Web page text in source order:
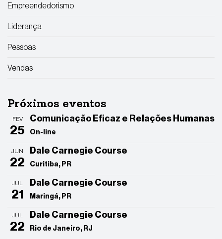
Empreendedorismo
Liderança
Pessoas
Vendas
Próximos eventos
FEV
25
Comunicação Eficaz e Relações Humanas
On-line
JUN
22
Dale Carnegie Course
Curitiba, PR
JUL
21
Dale Carnegie Course
Maringá, PR
JUL
22
Dale Carnegie Course
Rio de Janeiro, RJ